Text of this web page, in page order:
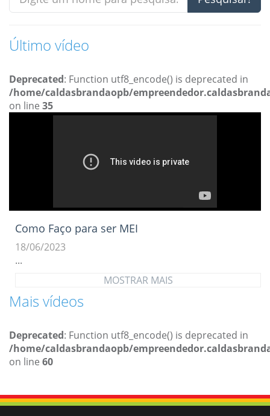
Último vídeo
Deprecated: Function utf8_encode() is deprecated in
/home/caldasbrandaopb/
on line 35
Como Faço para ser MEI
18/06/2023
...
MOSTRAR MAIS
Mais vídeos
Deprecated: Function utf8_encode() is deprecated in
/home/caldasbrandaopb/
on line 60